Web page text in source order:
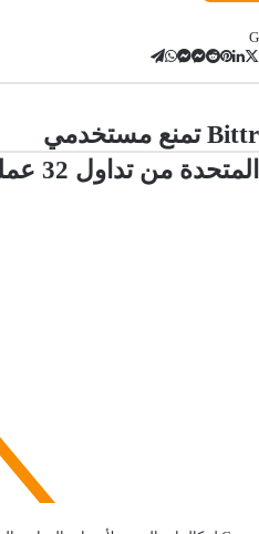
فيسبوك‫Xلينكدإن
بينتيريست‏Redditماسنجر
ماسنجر
واتساب
تيلقرام
منصة Bittrex تمنع مستخدمي
الولايات المتحدة